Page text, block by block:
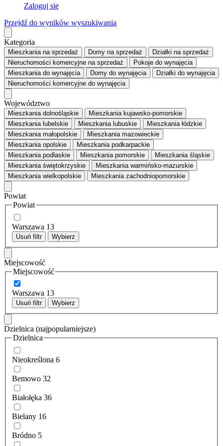
Zaloguj się
Przejdź do wyników wyszukiwania
Kategoria
Mieszkaniana sprzedaż Domy na sprzedaż Działki na sprzedaż
Nieruchomości komercyjne na sprzedaż Pokoje do wynajęcia
Mieszkaniado wynajęcia Domy do wynajęcia Działki do wynajęcia
Nieruchomości komercyjne do wynajęcia
Województwo
Mieszkania dolnośląskie
Mieszkania kujawsko-pomorskie
Mieszkania lubelskie
Mieszkania lubuskie
Mieszkania łódzkie
Mieszkania małopolskie
Mieszkania mazowieckie
Mieszkania opolskie
Mieszkania podkarpackie
Mieszkania podlaskie
Mieszkania pomorskie
Mieszkania śląskie
Mieszkania świętokrzyskie
Mieszkania warmińsko-mazurskie
Mieszkania wielkopolskie
Mieszkania zachodniopomorskie
Powiat
Powiat
Warszawa 13
Usuń filtr Wybierz
Miejscowość
Miejscowość
Warszawa 13
Usuń filtr Wybierz
Dzielnica (najpopularniejsze)
Dzielnica
Nieokreślona 6
Bemowo 32
Białołęka 36
Bielany 16
Bródno 5